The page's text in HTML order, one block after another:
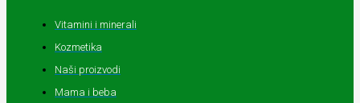
Vitamini i minerali
Kozmetika
Naši proizvodi
Mama i beba